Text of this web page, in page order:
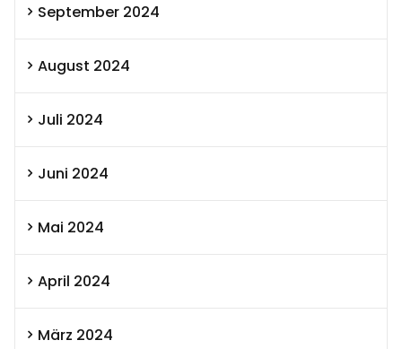
September 2024
August 2024
Juli 2024
Juni 2024
Mai 2024
April 2024
März 2024